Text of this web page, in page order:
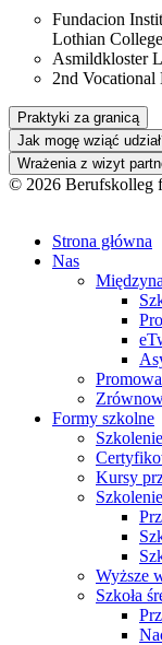
Fundacion
Lothian
Asmildkloster
2nd Vocational
Praktyki za granicą
Jak mogę wziąć
Wrażenia z wizyt
© 2026 Berufskolleg
Strona główna
Nas
Formy szkolne
Kursy
Wyższe
Szkoła